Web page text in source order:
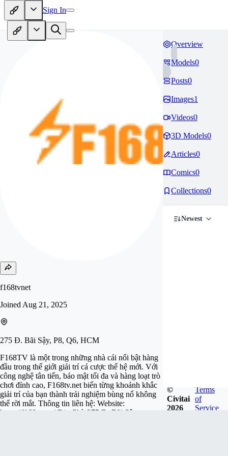
Sign In
f168tvnet
Joined Aug 21, 2025
275 Đ. Bãi Sậy, P8, Q6, HCM
F168TV là một trong những nhà cái nổi bật hàng
đầu trong thế giới giải trí cá cược thế hệ mới. Với
công nghệ tân tiến, bảo mật tối đa và hàng loạt trò
chơi đỉnh cao, F168tv.net biến từng khoảnh khắc
giải trí của bạn thành trải nghiệm bùng nổ không
thể rời mắt. Thông tin liên hệ: Website:
https://f168tv.net/ Địa Chỉ: 275 Đ. Bãi Sậy,
Overview
Models0
Posts0
Images1
Videos0
3D Models0
Articles0
Comics0
Collections0
Newest
©
Civitai
2026
Terms
of
Service